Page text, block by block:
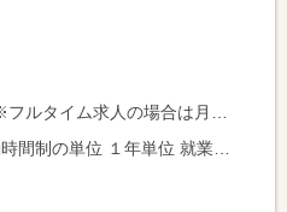
算額）、パート求人の場合は時間額を表示しています。
変形労働時間制 変形労働時間制の単位 １年単位 就業時間１ 9時00分〜18時00分